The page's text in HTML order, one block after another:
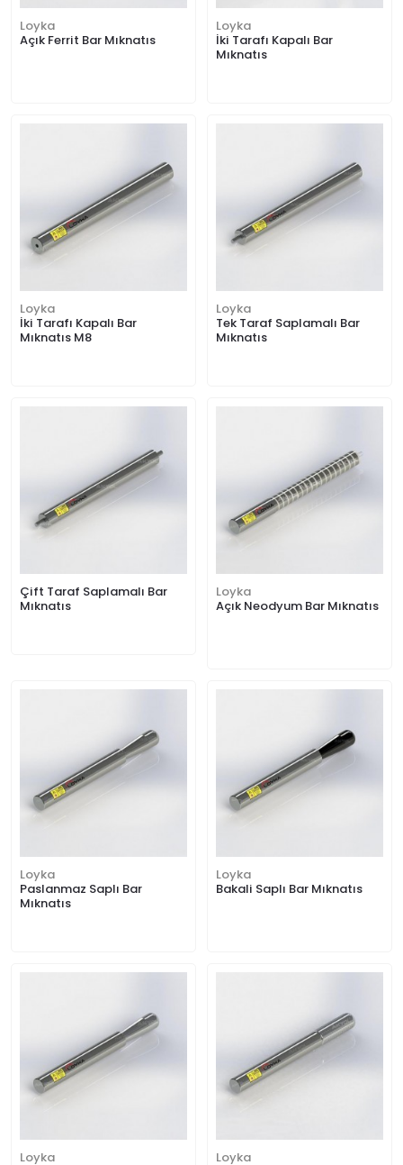
Loyka
Açık Ferrit Bar Mıknatıs
Loyka
İki Tarafı Kapalı Bar
Mıknatıs
Loyka
İki Tarafı Kapalı Bar
Mıknatıs M8
Loyka
Tek Taraf Saplamalı Bar
Mıknatıs
Çift Taraf Saplamalı Bar
Mıknatıs
Loyka
Açık Neodyum Bar Mıknatıs
Loyka
Paslanmaz Saplı Bar
Mıknatıs
Loyka
Bakali Saplı Bar Mıknatıs
Loyka
Loyka